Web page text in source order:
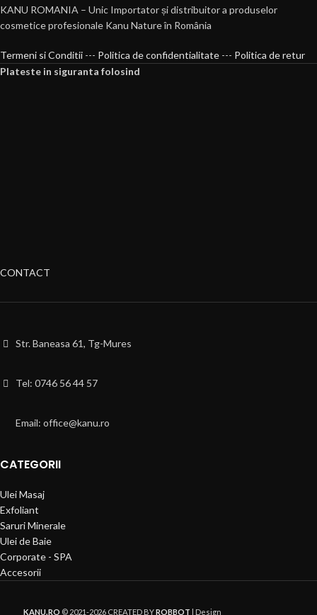
KANU ROMANIA – Unic Importator și distribuitor a produselor
cosmetice profesionale Kanu Nature în România
Termeni si Conditii --- Politica de confidentialitate --- Politica de retur
Plateste in siguranta folosind
CONTACT
Str. Baneasa 61, Tg-Mures
Tel: 0746 56 44 57
Email: office@kanu.ro
CATEGORII
Ulei Masaj
Exfoliant
Saruri Minerale
Ulei de Baie
Corporate - SPA
Accesorii
KANU.RO © 2021-2026 CREATED BYROBBOT | Design